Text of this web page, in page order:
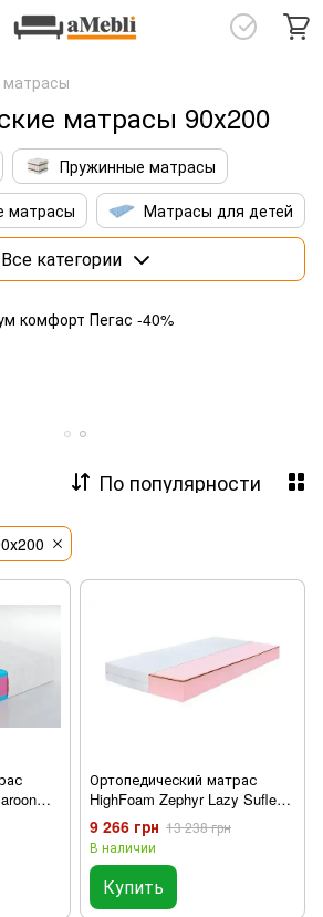
матрасы
матрасы 90х200
Пружинные матрасы
матрасы
Матрасы для детей
см
Премиум матрасы
Все категории
По популярности
Ортопедический матрас
HighFoam Zephyr Lazy Sufle
90x200
9 266 грн 13 238 грн
В наличии
Купить